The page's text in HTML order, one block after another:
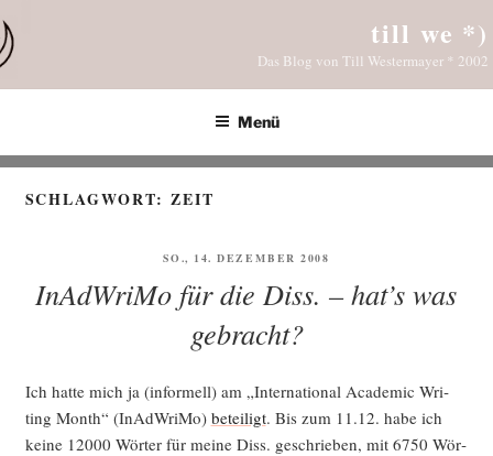
Inhalt
springen
till we *)
Das Blog von Till Westermayer * 2002
Menü
SCHLAGWORT:ZEIT
VERÖFFENTLICHT
SO., 14. DEZEMBER 2008
InAdWriMo für die Diss. – hat’s was
gebracht?
Ich hat­te mich ja (infor­mell) am „Inter­na­tio­nal Aca­de­mic Wri­
ting Month“ (InAd­Wri­Mo) betei­ligt. Bis zum 11.12. habe ich
kei­ne 12000 Wör­ter für mei­ne Diss. geschrie­ben, mit 6750 Wör­